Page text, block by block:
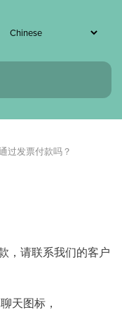
过发票付款吗？
，请联系我们的客户
天图标，